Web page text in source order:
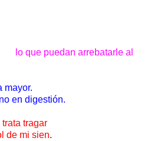
que puedan arrebatarle al
en digestión.
tragar
mi sien.